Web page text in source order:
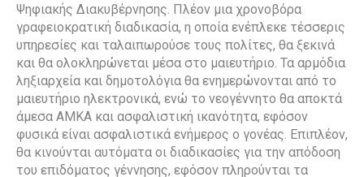
Ψηφιακής Διακυβέρνησης. Πλέον μια χρονοβόρα
γραφειοκρατική διαδικασία, η οποία ενέπλεκε τέσσερις
υπηρεσίες και ταλαιπωρούσε τους πολίτες, θα ξεκινά
και θα ολοκληρώνεται μέσα στο μαιευτήριο. Τα αρμόδια
ληξιαρχεία και δημοτολόγια θα ενημερώνονται από το
μαιευτήριο ηλεκτρονικά, ενώ το νεογέννητο θα αποκτά
άμεσα ΑΜΚΑ και ασφαλιστική ικανότητα, εφόσον
φυσικά είναι ασφαλιστικά ενήμερος ο γονέας. Επιπλέον,
θα κινούνται αυτόματα οι διαδικασίες για την απόδοση
του επιδόματος γέννησης, εφόσον πληρούνται τα